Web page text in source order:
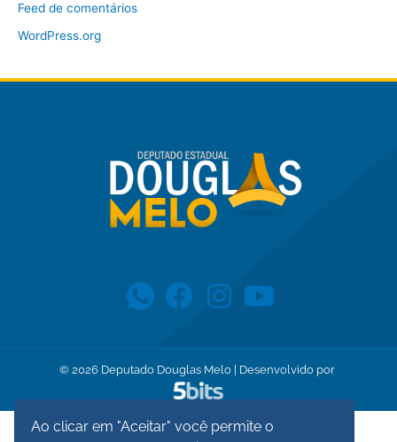
Feed de comentários
WordPress.org
© 2026 Deputado Douglas Melo | Desenvolvido por
Ao clicar em "Aceitar" você permite o